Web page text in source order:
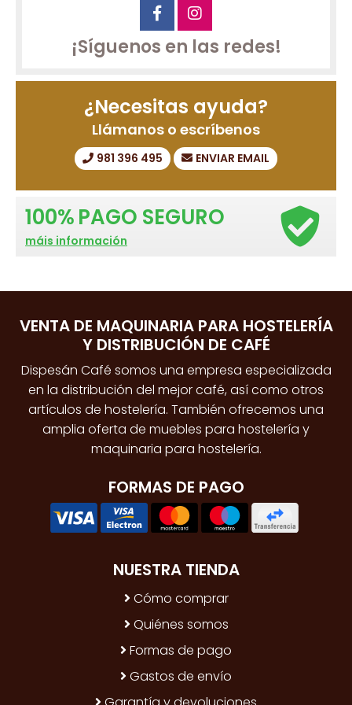
¡Síguenos en las redes!
¿Necesitas ayuda?
Llámanos o escríbenos
981 396 495 ENVIAR EMAIL
100%PAGO SEGURO
máis información
VENTA DE MAQUINARIA PARA HOSTELERÍA
Y DISTRIBUCIÓN DE CAFÉ
Dispesán Café somos una empresa especializada
en la distribución del mejor café, así como otros
artículos de hostelería. También ofrecemos una
amplia oferta de muebles para hostelería y
maquinaria para hostelería.
FORMAS DE PAGO
NUESTRA TIENDA
Cómo comprar
Quiénes somos
Formas de pago
Gastos de envío